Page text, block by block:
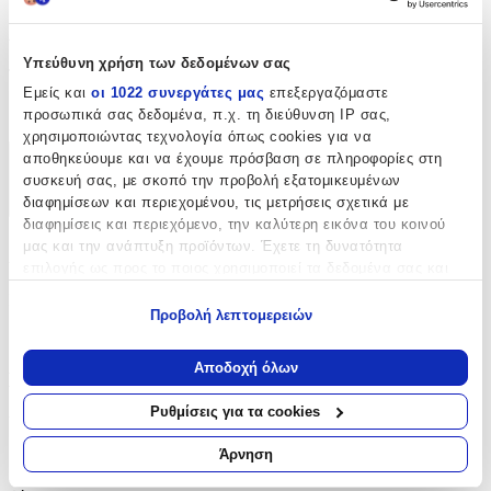
Υπεύθυνη χρήση των δεδομένων σας
Εμείς και οι 1022 συνεργάτες μας επεξεργαζόμαστε
προσωπικά σας δεδομένα, π.χ. τη διεύθυνση IP σας,
χρησιμοποιώντας τεχνολογία όπως cookies για να
αποθηκεύουμε και να έχουμε πρόσβαση σε πληροφορίες στη
συσκευή σας, με σκοπό την προβολή εξατομικευμένων
διαφημίσεων και περιεχομένου, τις μετρήσεις σχετικά με
διαφημίσεις και περιεχόμενο, την καλύτερη εικόνα του κοινού
μας και την ανάπτυξη προϊόντων. Έχετε τη δυνατότητα
Να συλλέξουμε πληροφορίες σχετικά με τη γεωγραφική
σας τοποθεσία, οι οποίες μπορεί να είναι ακριβείς σε
απόσταση μερικών μέτρων
Να αναγνωρίσουμε τη συσκευή σας σαρώνοντας ενεργά
για συγκεκριμένα χαρακτηριστικά (δακτυλικό αποτύπωμα)
Μάθετε περισσότερα σχετικά με τον τρόπο επεξεργασίας των
Προβολή λεπτομερειών
Αποδοχή όλων
Ρυθμίσεις για τα cookies
Άρνηση
Λαιμού
Χαρακτηριστικά
+
Χαρακτηριστικά
Βασικά Χαρακτηριστικά
Υλικό